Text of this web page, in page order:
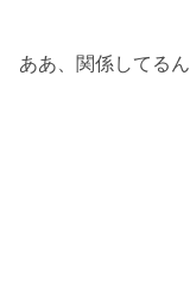
ああ、関係してる